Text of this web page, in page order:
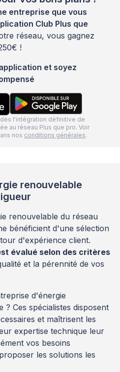
entreprise que vous
Club Plus que
réseau, vous gagnez
!
et soyez
l'intégration définitive de
au réseau Plus que pro. Voir
nos conditions générales.
renouvelable
renouvelable du réseau
bénéficient d'une sélection
d'expérience client.
évalué selon des critères
et la pérennité de vos
d'énergie
Ces spécialistes disposent
et maîtrisent les
expertise technique leur
vos besoins
les solutions les